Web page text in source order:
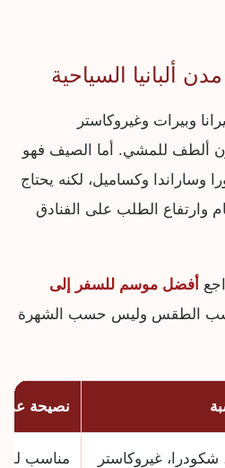
ألبانيا السياحية
وبيرات وغيروكاستر
ألطف للمشي. أما الصيف فهو
وساراندا وكساميل، لكنه يحتاج
وارتفاع الطلب على الفنادق
أفضل موسم للسفر إلى
الطقس وليس حسب الشهرة
نصيحة
شكودرا، غيروكاستر مناسب